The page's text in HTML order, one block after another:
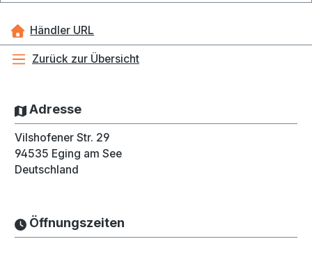
Händler URL
Zurück zur Übersicht
Adresse
Vilshofener Str. 29
94535 Eging am See
Deutschland
Öffnungszeiten